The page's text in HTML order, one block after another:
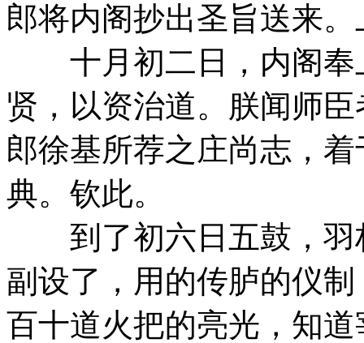
郎将内阁抄出圣旨送来
十月初二日，内阁奉
贤，以资治道。朕闻师
郎徐基所荐之庄尚志，
典。钦此。
到了初六日五鼓，羽
副设了，用的传胪的仪
百十道火把的亮光，知